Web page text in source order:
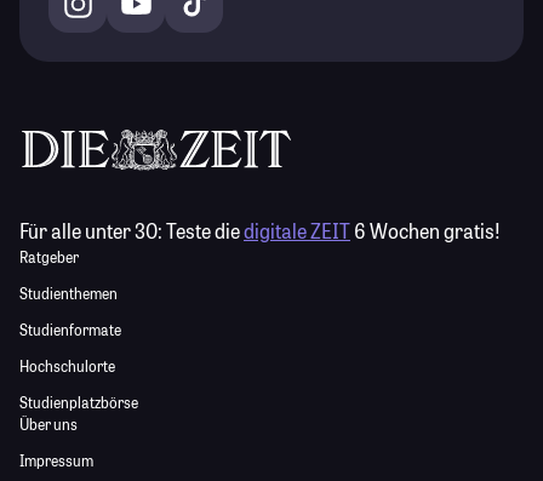
Für alle unter 30:Teste diedigitale ZEIT6 Wochen gratis!
Ratgeber
Studienthemen
Studienformate
Hochschulorte
Studienplatzbörse
Über uns
Impressum